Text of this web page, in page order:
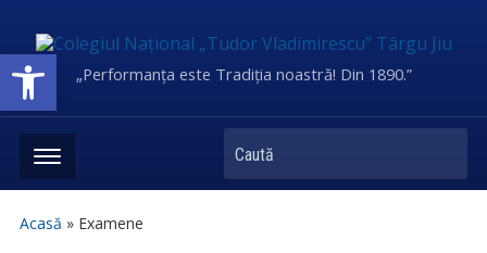
Deschide bara de unelte„Performanța este Tradiția noastră! Din 1890.”
Caută
Acasă » Examene